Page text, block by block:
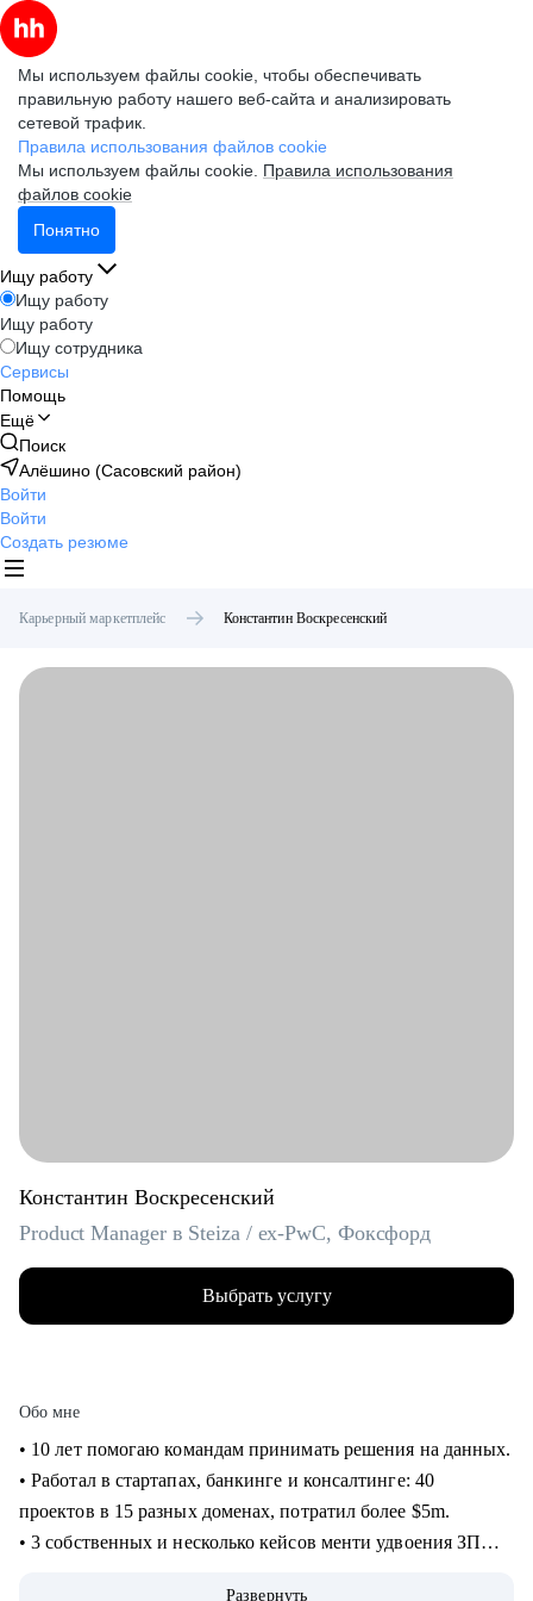
Мы используем файлы cookie, чтобы обеспечивать
правильную работу нашего веб-сайта и анализировать
сетевой трафик.
Правила использования файлов cookie
Мы используем файлы cookie. Правила использования
файлов cookie
Понятно
Ищу работу
Ищу работу
Ищу работу
Ищу сотрудника
Сервисы
Помощь
Ещё
Поиск
Алёшино (Сасовский район)
Войти
Войти
Создать резюме
Карьерный маркетплейс Константин Воскресенский
Константин Воскресенский
Product Manager в Steiza / ex-PwC, Фоксфорд
Выбрать услугу
Обо мне
• 10 лет помогаю командам принимать решения на данных.
• Работал в стартапах, банкинге и консалтинге: 40
проектов в 15 разных доменах, потратил более $5m.
• 3 собственных и несколько кейсов менти удвоения ЗП
Развернуть